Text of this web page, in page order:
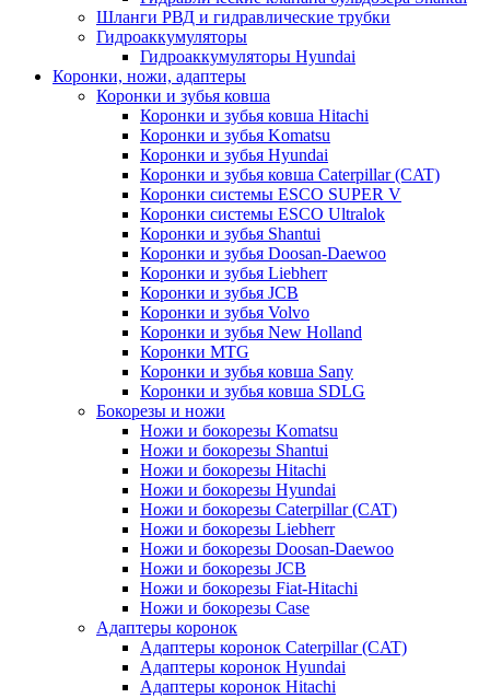
Шланги РВД и гидравлические трубки
Гидроаккумуляторы
Гидроаккумуляторы Hyundai
Коронки, ножи, адаптеры
Коронки и зубья ковша
Коронки и зубья ковша Hitachi
Коронки и зубья Komatsu
Коронки и зубья Hyundai
Коронки и зубья ковша Caterpillar (CAT)
Коронки системы ESCO SUPER V
Коронки системы ESCO Ultralok
Коронки и зубья Shantui
Коронки и зубья Doosan-Daewoo
Коронки и зубья Liebherr
Коронки и зубья JCB
Коронки и зубья Volvo
Коронки и зубья New Holland
Коронки MTG
Коронки и зубья ковша Sany
Коронки и зубья ковша SDLG
Бокорезы и ножи
Ножи и бокорезы Komatsu
Ножи и бокорезы Shantui
Ножи и бокорезы Hitachi
Ножи и бокорезы Hyundai
Ножи и бокорезы Caterpillar (CAT)
Ножи и бокорезы Liebherr
Ножи и бокорезы Doosan-Daewoo
Ножи и бокорезы JCB
Ножи и бокорезы Fiat-Hitachi
Ножи и бокорезы Case
Адаптеры коронок
Адаптеры коронок Caterpillar (CAT)
Адаптеры коронок Hyundai
Адаптеры коронок Hitachi